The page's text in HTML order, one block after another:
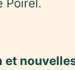
Poirel.
et